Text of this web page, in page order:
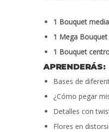
1 Bouquet
1 Mega Bouquet
1 Bouquet
APRENDERÁS:
Bases de
¿Cómo pegar
Detalles con
Flores en